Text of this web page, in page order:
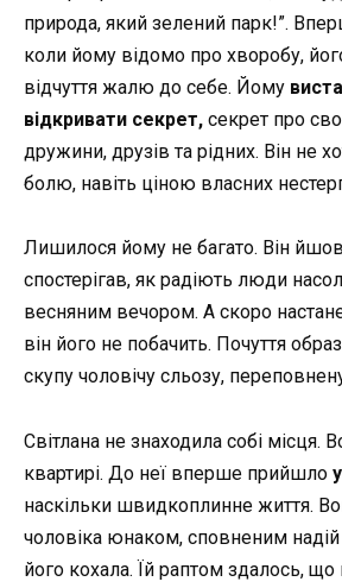
природа, який зелений парк!”.
коли йому відомо про хворобу,
відчуття жалю до себе. Йому
відкривати секрет, секрет про
дружини, друзів та рідних. Він не
болю, навіть ціною власних
Лишилося йому не багато. Він
спостерігав, як радіють люди
весняним вечором. А скоро
він його не побачить. Почуття
скупу чоловічу сльозу,
Світлана не знаходила собі місця.
квартирі. До неї вперше прийшло
наскільки швидкоплинне життя.
чоловіка юнаком, сповненим надій
його кохала. Їй раптом здалось, що